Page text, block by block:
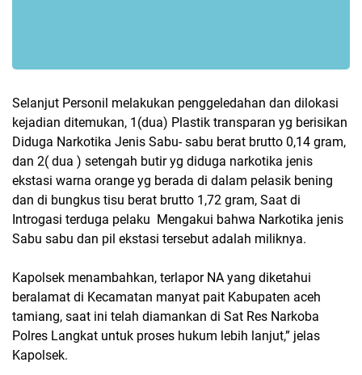
Selanjut Personil melakukan penggeledahan dan dilokasi
kejadian ditemukan, 1(dua) Plastik transparan yg berisikan
Diduga Narkotika Jenis Sabu- sabu berat brutto 0,14 gram,
dan 2( dua ) setengah butir yg diduga narkotika jenis
ekstasi warna orange yg berada di dalam pelasik bening
dan di bungkus tisu berat brutto 1,72 gram, Saat di
Introgasi terduga pelaku Mengakui bahwa Narkotika jenis
Sabu sabu dan pil ekstasi tersebut adalah miliknya.
Kapolsek menambahkan, terlapor NA yang diketahui
beralamat di Kecamatan manyat pait Kabupaten aceh
tamiang, saat ini telah diamankan di Sat Res Narkoba
Polres Langkat untuk proses hukum lebih lanjut,” jelas
Kapolsek.